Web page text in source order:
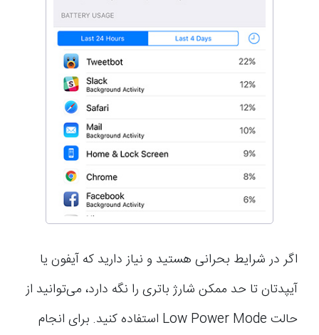
اگر در شرایط بحرانی هستید و نیاز دارید که آیفون یا
آیپدتان تا حد ممکن شارژ باتری را نگه دارد، می‌توانید از
حالت Low Power Mode استفاده کنید. برای انجام